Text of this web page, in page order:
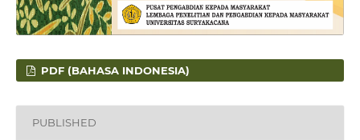
PDF (BAHASA INDONESIA)
PUBLISHED